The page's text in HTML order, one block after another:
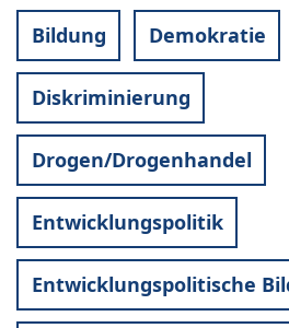
Bildung Demokratie
Diskriminierung
Drogen/Drogenhandel
Entwicklungspolitik
Entwicklungspolitische